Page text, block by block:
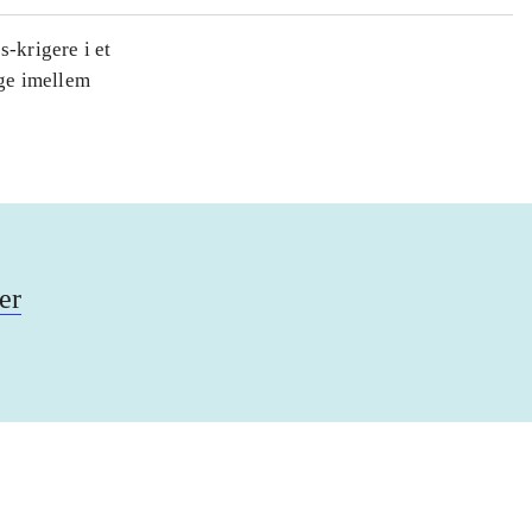
krigere i et
imellem